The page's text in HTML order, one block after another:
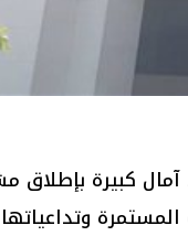
كبيرة بإطلاق
وتداعياتها